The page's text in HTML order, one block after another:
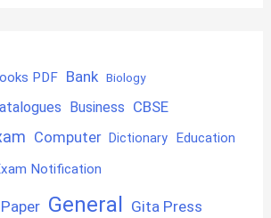
PDF Bank Biology
Business CBSE
Computer Dictionary Education
Notification
General Gita Press